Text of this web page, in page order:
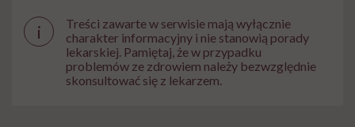
i
Treści zawarte w serwisie mają wyłącznie
charakter informacyjny i nie stanowią porady
lekarskiej. Pamiętaj, że w przypadku
problemów ze zdrowiem należy bezwzględnie
skonsultować się z lekarzem.